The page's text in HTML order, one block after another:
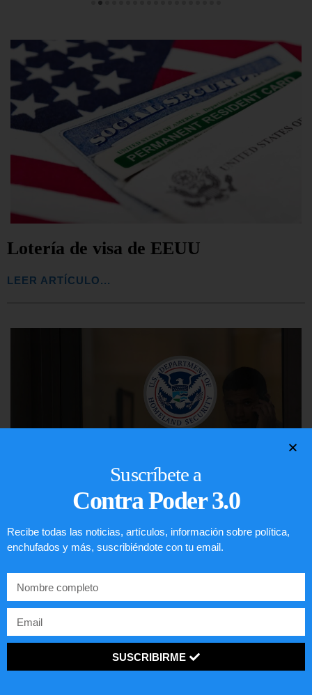
Lotería de visa de EEUU
LEER ARTÍCULO...
Comunistas no son bienvenidos en
EE.UU.
LEER ARTÍCULO...
Suscríbete a
Contra Poder 3.0
Recibe todas las noticias, artículos, información sobre política,
enchufados y más, suscribiéndote con tu email.
SUSCRIBIRME